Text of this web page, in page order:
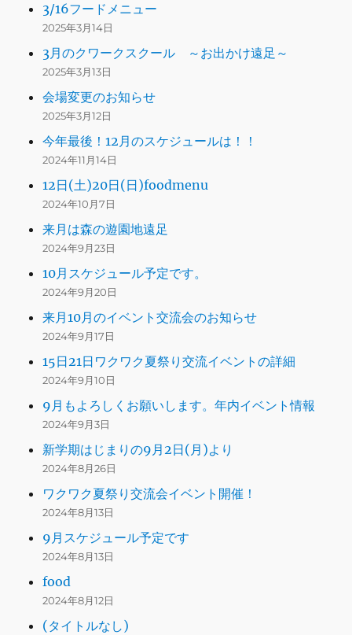
3/16フードメニュー
2025年3月14日
3月のクワークスクール ～お出かけ遠足～
2025年3月13日
会場変更のお知らせ
2025年3月12日
今年最後！12月のスケジュールは！！
2024年11月14日
12日(土)20日(日)foodmenu
2024年10月7日
来月は森の遊園地遠足
2024年9月23日
10月スケジュール予定です。
2024年9月20日
来月10月のイベント交流会のお知らせ
2024年9月17日
15日21日ワクワク夏祭り交流イベントの詳細
2024年9月10日
9月もよろしくお願いします。年内イベント情報
2024年9月3日
新学期はじまりの9月2日(月)より
2024年8月26日
ワクワク夏祭り交流会イベント開催！
2024年8月13日
9月スケジュール予定です
2024年8月13日
food
2024年8月12日
(タイトルなし)